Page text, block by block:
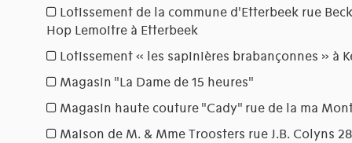
Lotissement de la commune d'Etterbeek rue
Hop Lemoitre à Etterbeek
Lotissement « les sapinières brabançonnes » à
Magasin "La Dame de 15 heures"
Magasin haute couture "Cady" rue de la ma
Maison de M. & Mme Troosters rue J.B. Colyns